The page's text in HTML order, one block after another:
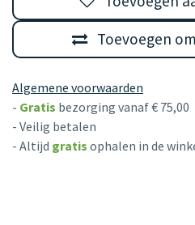
Toevoegen
Algemene voorwaarden
- Gratis bezorging vanaf € 75,00
- Veilig betalen
- Altijd gratis ophalen in de